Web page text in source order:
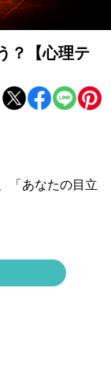
？【心理テ
「あなたの目立
？